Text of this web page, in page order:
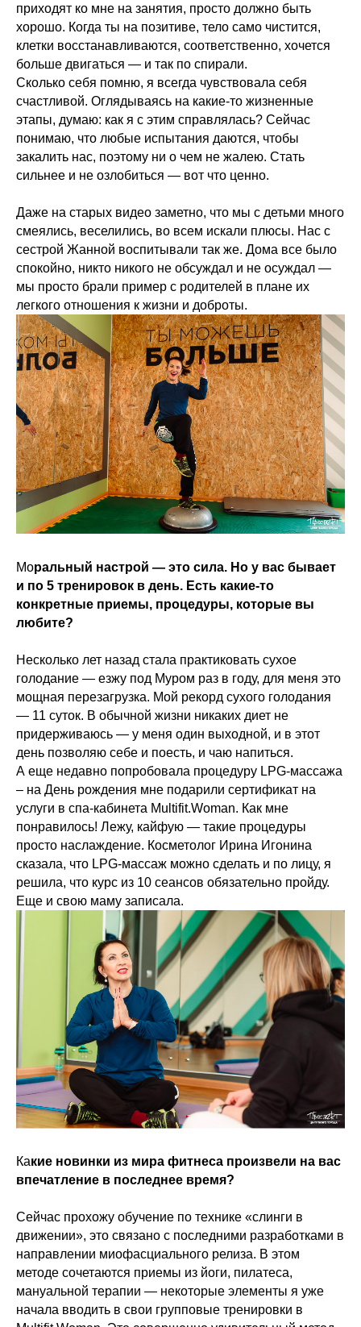
приходят ко мне на занятия, просто должно быть
хорошо. Когда ты на позитиве, тело само чистится,
клетки восстанавливаются, соответственно, хочется
больше двигаться — и так по спирали.
Сколько себя помню, я всегда чувствовала себя
счастливой. Оглядываясь на какие-то жизненные
этапы, думаю: как я с этим справлялась? Сейчас
понимаю, что любые испытания даются, чтобы
закалить нас, поэтому ни о чем не жалею. Стать
сильнее и не озлобиться — вот что ценно.
Даже на старых видео заметно, что мы с детьми много
смеялись, веселились, во всем искали плюсы. Нас с
сестрой Жанной воспитывали так же. Дома все было
спокойно, никто никого не обсуждал и не осуждал —
мы просто брали пример с родителей в плане их
легкого отношения к жизни и доброты.
Моральный настрой — это сила. Но у вас бывает
и по 5 тренировок в день. Есть какие-то
конкретные приемы, процедуры, которые вы
любите?
Несколько лет назад стала практиковать сухое
голодание — езжу под Муром раз в году, для меня это
мощная перезагрузка. Мой рекорд сухого голодания
— 11 суток. В обычной жизни никаких диет не
придерживаюсь — у меня один выходной, и в этот
день позволяю себе и поесть, и чаю напиться.
А еще недавно попробовала процедуру LPG-массажа
– на День рождения мне подарили сертификат на
услуги в спа-кабинета Multifit.Woman. Как мне
понравилось! Лежу, кайфую — такие процедуры
просто наслаждение. Косметолог Ирина Игонина
сказала, что LPG-массаж можно сделать и по лицу, я
решила, что курс из 10 сеансов обязательно пройду.
Еще и свою маму записала.
Какие новинки из мира фитнеса произвели на вас
впечатление в последнее время?
Сейчас прохожу обучение по технике «слинги в
движении», это связано с последними разработками в
направлении миофасциального релиза. В этом
методе сочетаются приемы из йоги, пилатеса,
мануальной терапии — некоторые элементы я уже
начала вводить в свои групповые тренировки в